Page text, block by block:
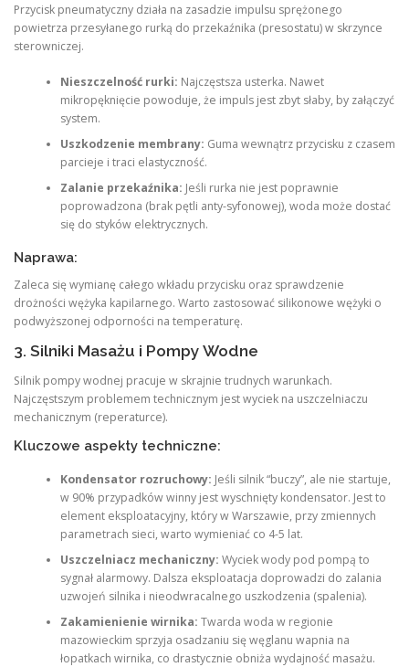
Przycisk pneumatyczny działa na zasadzie impulsu sprężonego
powietrza przesyłanego rurką do przekaźnika (presostatu) w skrzynce
sterowniczej.
Nieszczelność rurki: Najczęstsza usterka. Nawet
mikropęknięcie powoduje, że impuls jest zbyt słaby, by załączyć
system.
Uszkodzenie membrany: Guma wewnątrz przycisku z czasem
parcieje i traci elastyczność.
Zalanie przekaźnika: Jeśli rurka nie jest poprawnie
poprowadzona (brak pętli anty-syfonowej), woda może dostać
się do styków elektrycznych.
Naprawa:
Zaleca się wymianę całego wkładu przycisku oraz sprawdzenie
drożności wężyka kapilarnego. Warto zastosować silikonowe wężyki o
podwyższonej odporności na temperaturę.
3. Silniki Masażu i Pompy Wodne
Silnik pompy wodnej pracuje w skrajnie trudnych warunkach.
Najczęstszym problemem technicznym jest wyciek na uszczelniaczu
mechanicznym (reperaturce).
Kluczowe aspekty techniczne:
Kondensator rozruchowy: Jeśli silnik “buczy”, ale nie startuje,
w 90% przypadków winny jest wyschnięty kondensator. Jest to
element eksploatacyjny, który w Warszawie, przy zmiennych
parametrach sieci, warto wymieniać co 4-5 lat.
Uszczelniacz mechaniczny: Wyciek wody pod pompą to
sygnał alarmowy. Dalsza eksploatacja doprowadzi do zalania
uzwojeń silnika i nieodwracalnego uszkodzenia (spalenia).
Zakamienienie wirnika: Twarda woda w regionie
mazowieckim sprzyja osadzaniu się węglanu wapnia na
łopatkach wirnika, co drastycznie obniża wydajność masażu.